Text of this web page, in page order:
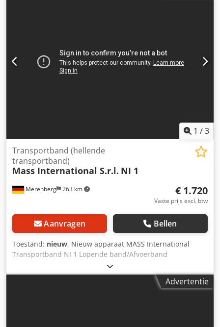
Balkafstand 500 mm Balkhoogte 30 mm Bandsnelheid 3
m/min Cedeiz S Htspfx Al Soha Standaardbesturing met
noodstop/stopknop Rijdbaar op zwenkbare steunen met
1 /3
Merenberg 263 km
Transportband (hellende
transportband)
Mass International S.r.l. NI 1
€ 1.720
Vaste prijs excl. btw
Aanvragen Bellen
Toestand: nieuw, Nieuw apparaat MASS International
Transportband NI 1 Lopende band/Afvoerband
Hoekverstelbaar transportband met trechter in het
invoergedeelte Op korte termijn leverbaar Voorbeeld: NI 1
Lengte: 1500 mm Nuttige breedte: 250 mm Buitenbreedte:
Advertentie